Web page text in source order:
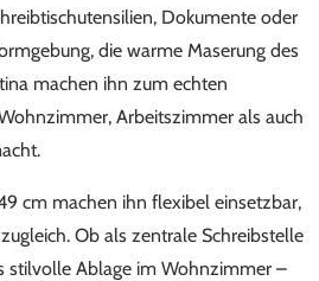
Dokumente oder
die warme Maserung des
machen ihn zum echten
Arbeitszimmer als auch
cm machen ihn flexibel einsetzbar,
Ob als zentrale Schreibstelle
stilvolle Ablage im Wohnzimmer –